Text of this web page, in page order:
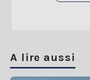
A lire aussi